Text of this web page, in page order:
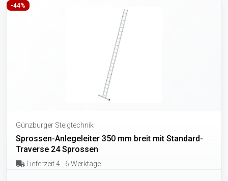
-44%
Günzburger Steigtechnik
Sprossen-Anlegeleiter 350 mm breit mit Standard-
Traverse 24 Sprossen
Lieferzeit 4 - 6 Werktage